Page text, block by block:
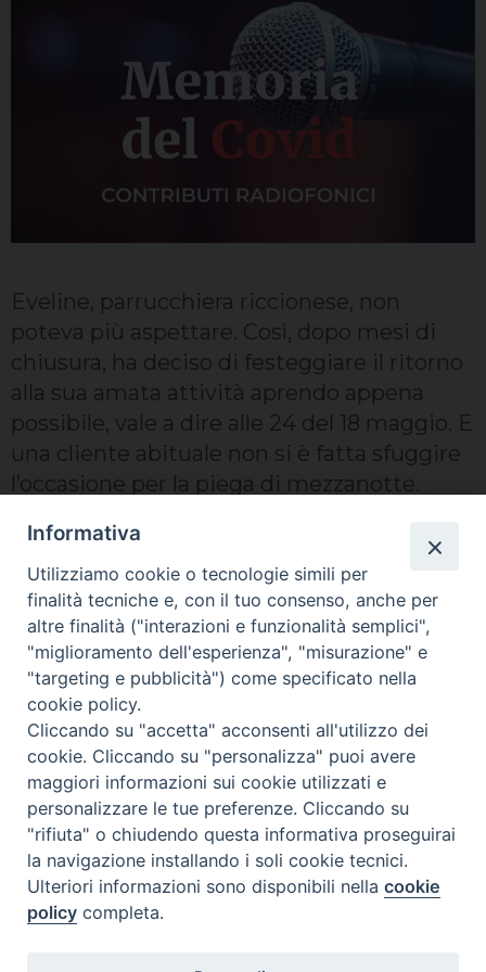
Terzo mondo
Eveline, parrucchiera riccionese, non
poteva più aspettare. Così, dopo mesi di
chiusura, ha deciso di festeggiare il ritorno
alla sua amata attività aprendo appena
possibile, vale a dire alle 24 del 18 maggio. E
una cliente abituale non si è fatta sfuggire
l’occasione per la piega di mezzanotte.
Famiglie Rimini
— RADIO ICARO
Memoria delCovid ©2020
Privacy Policy
Informativa
Utilizziamo cookie o tecnologie simili per
finalità tecniche e, con il tuo consenso, anche per
altre finalità ("interazioni e funzionalità semplici",
"miglioramento dell'esperienza", "misurazione" e
"targeting e pubblicità") come specificato nella
cookie policy.
Cliccando su "accetta" acconsenti all'utilizzo dei
cookie. Cliccando su "personalizza" puoi avere
maggiori informazioni sui cookie utilizzati e
personalizzare le tue preferenze. Cliccando su
"rifiuta" o chiudendo questa informativa proseguirai
la navigazione installando i soli cookie tecnici.
Ulteriori informazioni sono disponibili nellacookie
policy completa.